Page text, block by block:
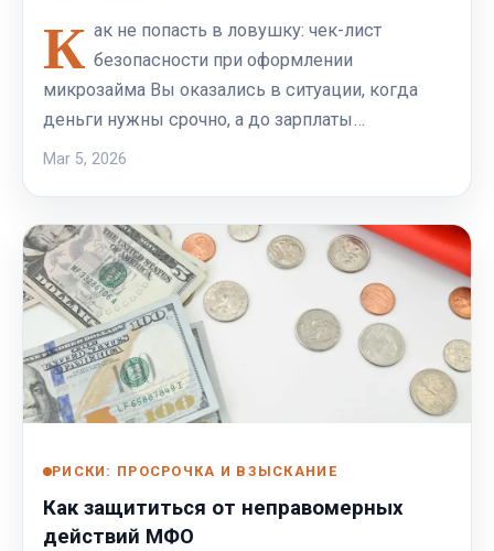
К ак не попасть в ловушку: чек-лист
безопасности при оформлении
микрозайма Вы оказались в ситуации, когда
деньги нужны срочно, а до зарплаты…
Mar 5, 2026
РИСКИ: ПРОСРОЧКА И ВЗЫСКАНИЕ
Как защититься от неправомерных
действий МФО